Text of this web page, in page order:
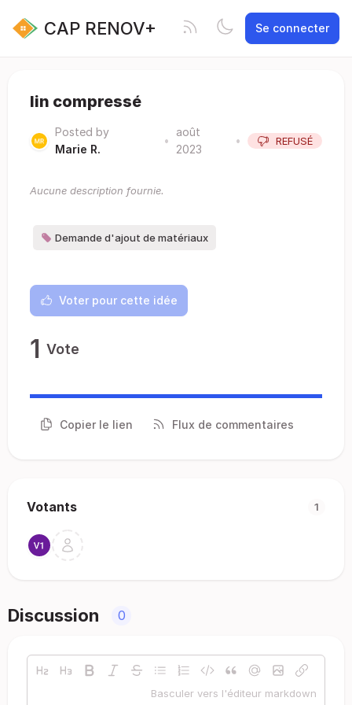
CAP RENOV+ Se connecter
lin compressé
Posted by
Marie R.
•
août
2023
• REFUSÉ
Aucune description fournie.
Demande d'ajout de matériaux
Voter pour cette idée
1 Vote
Copier le lien Flux de commentaires
Votants 1
Discussion 0
Basculer vers l'éditeur markdown